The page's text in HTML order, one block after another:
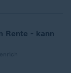
Rente - kann